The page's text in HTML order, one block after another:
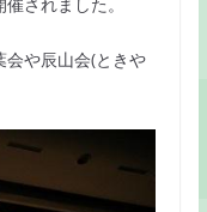
や辰山会(ときや